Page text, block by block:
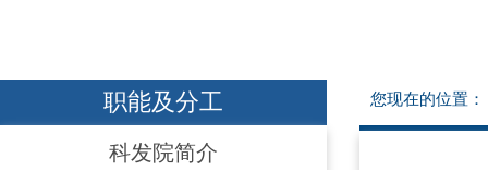
职能及分工
科发院简介
您现在的位置：